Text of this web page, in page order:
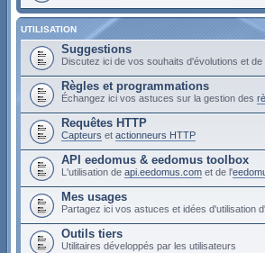
UTILISATION
Suggestions
Discutez ici de vos souhaits d'évolutions et
Règles et programmations
Échangez ici vos astuces sur la gestion des
Requêtes HTTP
Capteurs et actionneurs HTTP
API eedomus & eedomus toolbox
L'utilisation de api.eedomus.com et de l'
Mes usages
Partagez ici vos astuces et idées d'utilisation
Outils tiers
Utilitaires développés par les utilisateurs